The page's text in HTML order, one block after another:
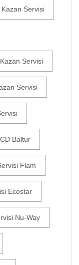
Kazan Servisi
Servisi
Servisi
Baltur
Flam
Ecostar
Nu-Way